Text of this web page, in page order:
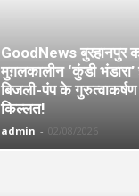
GoodNews बुरहानपुर
मुग़लकालीन ‘कुंडी भंडारा’
बिजली-पंप के गुरुत्वाकर्षण
किल्लत!
admin - 02/08/2026